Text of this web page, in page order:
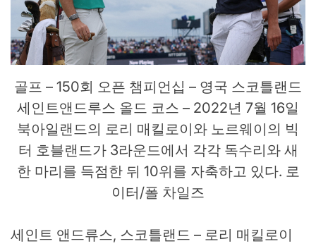
골프 – 150회 오픈 챔피언십 – 영국 스코틀랜드
세인트앤드루스 올드 코스 – 2022년 7월 16일
북아일랜드의 로리 매킬로이와 노르웨이의 빅
터 호블랜드가 3라운드에서 각각 독수리와 새
한 마리를 득점한 뒤 10위를 자축하고 있다. 로
이터/폴 차일즈
세인트 앤드류스, 스코틀랜드 – 로리 매킬로이